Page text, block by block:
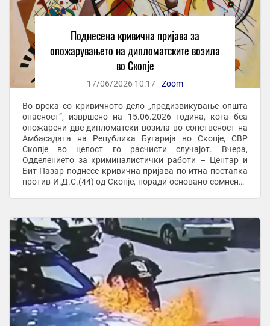
Поднесена кривична пријава за
опожарувањето на дипломатските возила
во Скопје
17/06/2026 10:17 -Zoom
Во врска со кривичното дело „предизвикување општа
опасност“, извршено на 15.06.2026 година, кога беа
опожарени две дипломатски возила во сопственост на
Амбасадата на Република Бугарија во Скопје, СВР
Скопје во целост го расчисти случајот. Вчера,
Одделението за криминалистички работи – Центар и
Бит Пазар поднесе кривична пријава по итна постапка
против И.Д.С.(44) од Скопје, поради основано сомнение